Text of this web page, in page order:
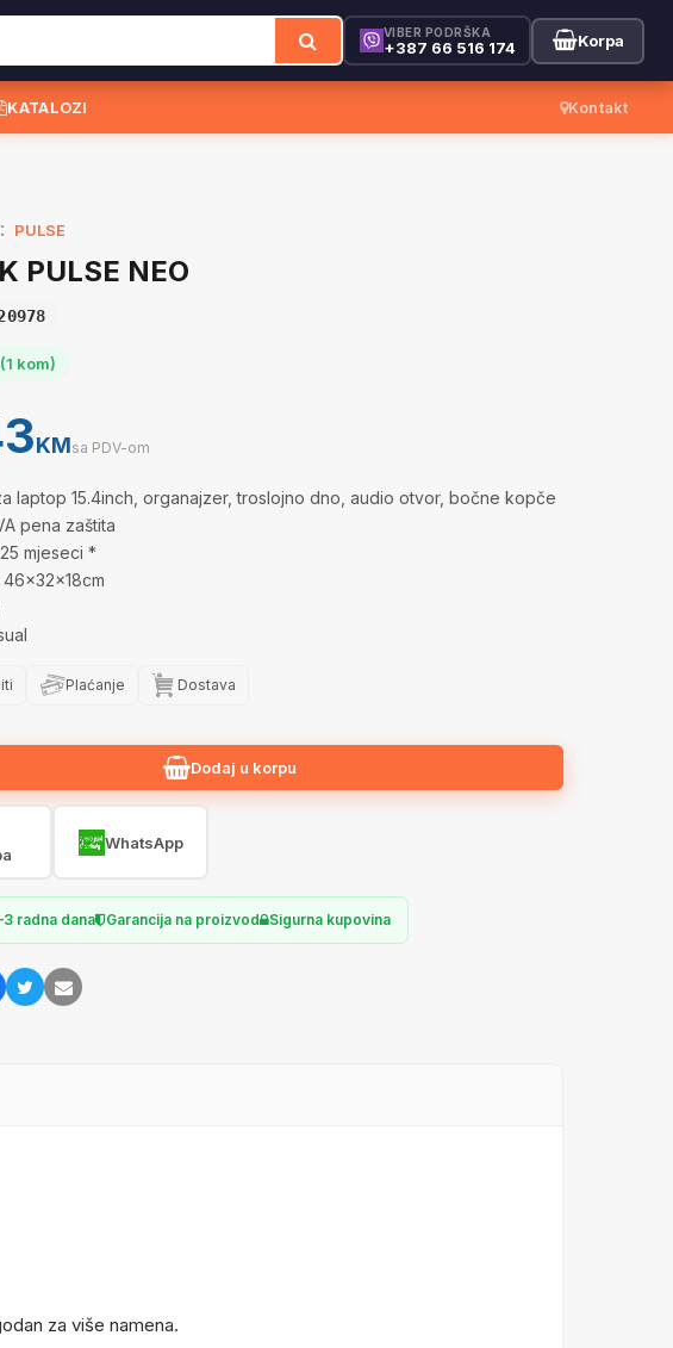
VIBER PODRŠKA
+387 66 516 174 Korpa
KATALOZI Kontakt
PULSE
PULSE NEO
kom)
KMsa PDV-om
laptop 15.4inch, organajzer, troslojno dno, audio otvor, bočne kopče
pena zaštita
mjeseci *
Plaćanje Dostava
Dodaj u korpu
WhatsApp
radna dana Garancija na proizvod Sigurna kupovina
za više namena.